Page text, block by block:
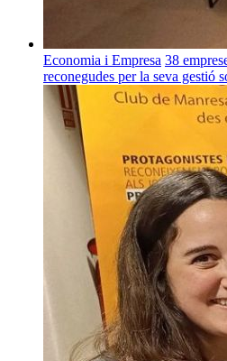
Economia i Empresa 38
reconegudes per la seva gestió